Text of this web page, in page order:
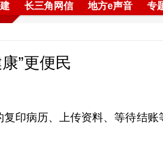
长三角网信 地方e声音 专
”更便民
印病历、上传资料、等待结账